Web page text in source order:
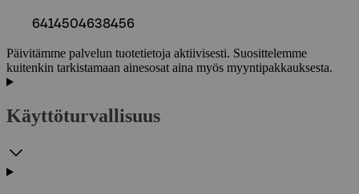
6414504638456
Päivitämme palvelun tuotetietoja aktiivisesti. Suosittelemme
kuitenkin tarkistamaan ainesosat aina myös myyntipakkauksesta.
Käyttöturvallisuus